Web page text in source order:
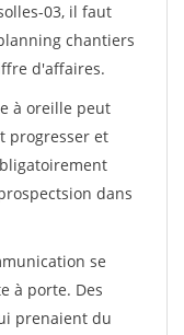
03, il faut
chantiers
d'affaires.
à oreille peut
progresser et
dans
se
à porte. Des
prenaient du